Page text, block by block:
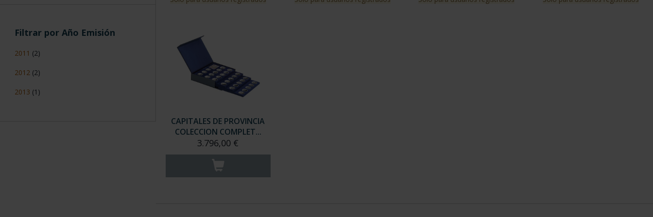
Filtrar por Año Emisión
2011 (2)
2012 (2)
2013 (1)
CAPITALES DE PROVINCIA
COLECCION COMPLET...
3.796,00 €